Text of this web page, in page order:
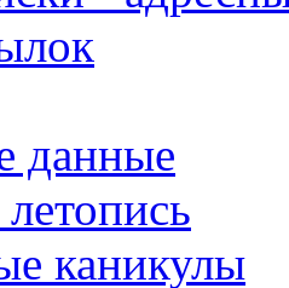
данные
каникулы